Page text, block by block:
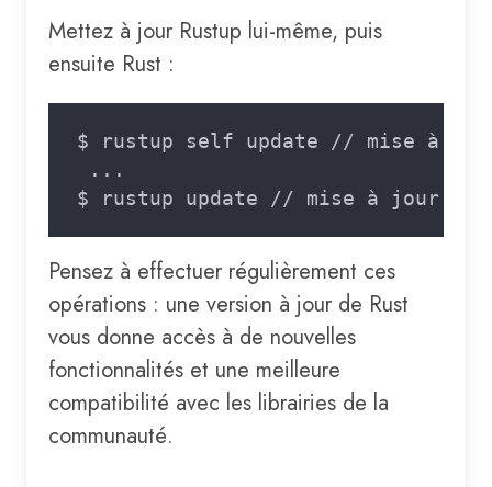
Mettez à jour Rustup lui-même, puis
ensuite Rust :
Pensez à effectuer régulièrement ces
opérations : une version à jour de Rust
vous donne accès à de nouvelles
fonctionnalités et une meilleure
compatibilité avec les librairies de la
communauté.